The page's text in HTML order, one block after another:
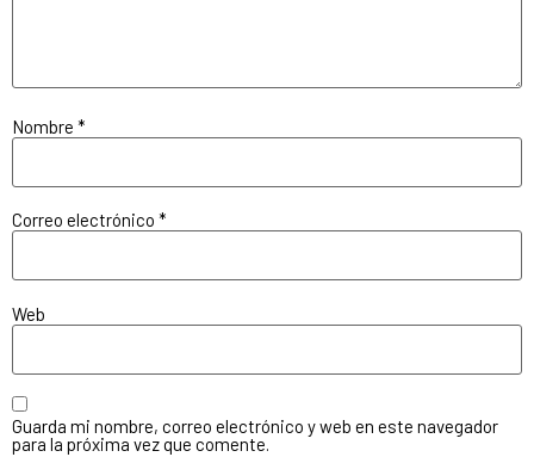
Nombre *
Correo electrónico *
Web
Guarda mi nombre, correo electrónico y web en este navegador
para la próxima vez que comente.